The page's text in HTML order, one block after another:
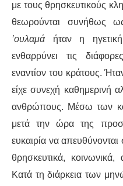
με τους θρησκευτικούς
θεωρούνται συνήθως
’ουλαμάήταν η
ενθαρρύνει τις
εναντίον του κράτους.
είχε συνεχή καθημερινή
ανθρώπους. Μέσω των
μετά την ώρα της
ευκαιρία να
θρησκευτικά, κοινωνικά,
Κατά τη διάρκεια των